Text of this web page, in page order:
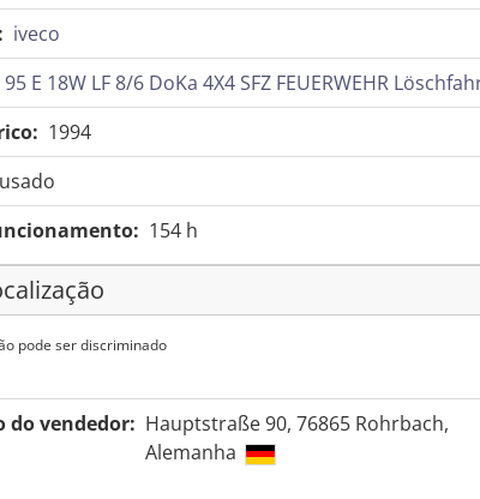
iveco
95 E 18W LF 8/6 DoKa 4X4 SFZ FEUERWEHR
1994
usado
154 h
pode ser discriminado
do vendedor: Hauptstraße 90, 76865 Rohrbach,
Alemanha